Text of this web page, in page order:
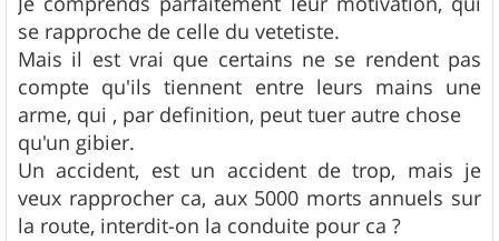
e
se rapproche de celle du vetetiste.
Mais il est vrai que certains ne se rendent pas
compte qu'ils tiennent entre leurs mains une
arme, qui , par definition, peut tuer autre chose
qu'un gibier.
Un accident, est un accident de trop, mais je
veux rapprocher ca, aux 5000 morts annuels sur
la route, interdit-on la conduite pour ca ?